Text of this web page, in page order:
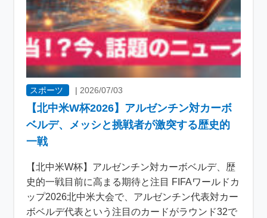
スポーツ |2026/07/03
【北中米W杯2026】アルゼンチン対カーボ
ベルデ、メッシと挑戦者が激突する歴史的
一戦
【北中米W杯】アルゼンチン対カーボベルデ、歴
史的一戦目前に高まる期待と注目 FIFAワールドカ
ップ2026北中米大会で、アルゼンチン代表対カー
ボベルデ代表という注目のカードがラウンド32で